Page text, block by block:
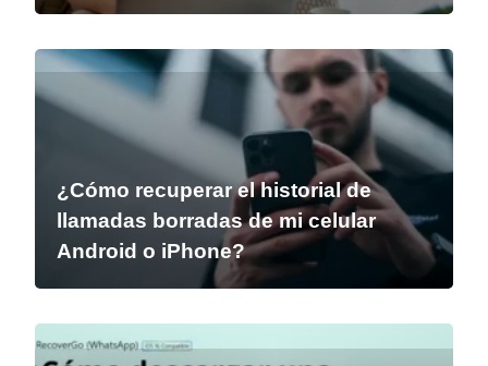
¿Cómo recuperar el historial de
llamadas borradas de mi celular
Android o iPhone?